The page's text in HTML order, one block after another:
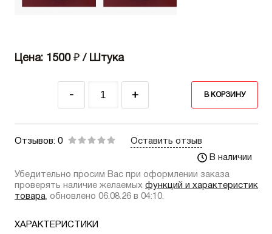
Цена: 1500 ₽ / Штука
- + В КОРЗИНУ
Отзывов: 0
Оставить отзыв
В наличии
Убедительно просим Вас при оформлении заказа
проверять наличие желаемых функций и характеристик
товара, обновлено 06.08.26 в 04:10.
ХАРАКТЕРИСТИКИ